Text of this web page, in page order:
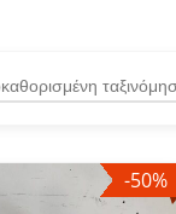
-50%